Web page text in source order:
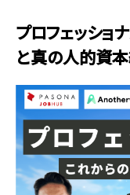
プロフェッショ
と真の人的資